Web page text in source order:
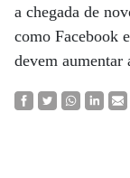
a chegada de
como Facebook
devem aumentar